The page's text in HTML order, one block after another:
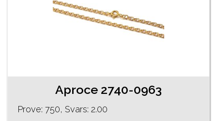
Aproce 2740-0963
Prove: 750, Svars: 2.00